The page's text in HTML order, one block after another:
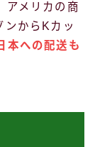
アメリカの商
ンからKカッ
本への配送も